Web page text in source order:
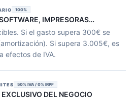
100%
IMPRESORAS…
Si el gasto supera 300€ se
Si supera 3.005€, es
efectos de IVA.
50% IVA / 0% IRPF
DEL NEGOCIO